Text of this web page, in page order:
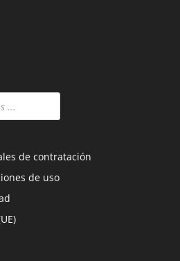
de contratación
de uso